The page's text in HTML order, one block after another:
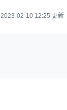
2023-02-10 12:25 更新